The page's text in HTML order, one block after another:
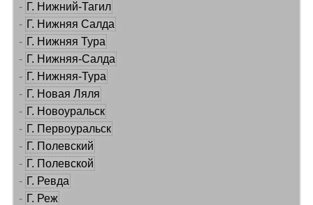
- Г. Нижний-Тагил
- Г. Нижняя Салда
- Г. Нижняя Тура
- Г. Нижняя-Салда
- Г. Нижняя-Тура
- Г. Новая Ляля
- Г. Новоуральск
- Г. Первоуральск
- Г. Полевский
- Г. Полевской
- Г. Ревда
- Г. Реж